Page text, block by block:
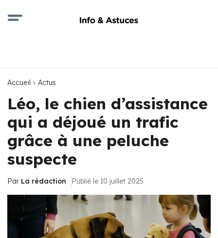
Accueil Actus
Léo, le chien d’assistance
qui a déjoué un trafic
grâce à une peluche
suspecte
Par La rédaction Publié le 10 juillet 2025